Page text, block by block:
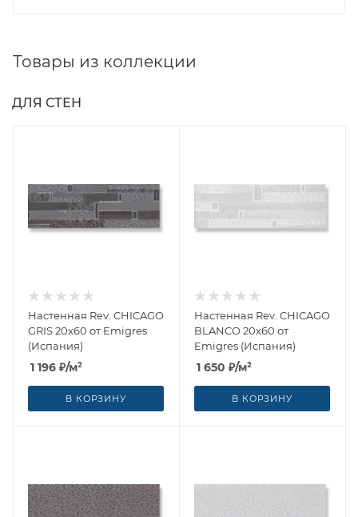
Товары из коллекции
ДЛЯ СТЕН
Настенная Rev. CHICAGO
GRIS 20x60 от Emigres
(Испания)
1 196 ₽/м²
В КОРЗИНУ
Настенная Rev. CHICAGO
BLANCO 20x60 от
Emigres (Испания)
1 650 ₽/м²
В КОРЗИНУ